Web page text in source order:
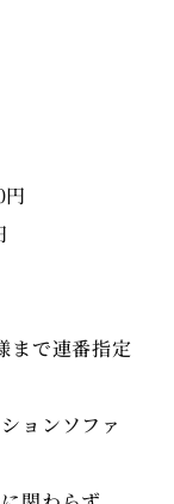
まで連番指定
ョンソファ